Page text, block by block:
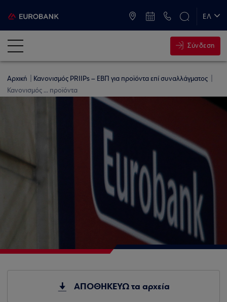
ΕΛ
Σύνδεση
Αρχική
Κανονισμός PRIIPs – ΕΒΠ για προϊόντα επί συναλλάγματος
Κανονισμός ... προϊόντα
ΑΠΟΘΗΚΕΥΩ τα αρχεία